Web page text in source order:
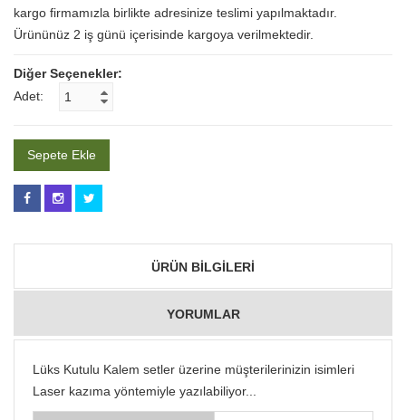
kargo firmamızla birlikte adresinize teslimi yapılmaktadır.
Ürününüz 2 iş günü içerisinde kargoya verilmektedir.
Diğer Seçenekler:
Adet:
ÜRÜN BILGILERI
YORUMLAR
Lüks Kutulu Kalem setler üzerine müşterilerinizin isimleri
Laser kazıma yöntemiyle yazılabiliyor...